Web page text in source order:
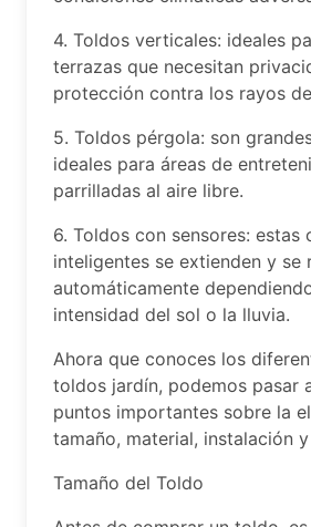
4. Toldos verticales: ideales
terrazas que necesitan
protección contra los rayos
5. Toldos pérgola: son
ideales para áreas de
parrilladas al aire libre.
6. Toldos con sensores: estas
inteligentes se extienden y se
automáticamente
intensidad del sol o la lluvia.
Ahora que conoces los
toldos jardín, podemos pasar
puntos importantes sobre la
tamaño, material, instalación
Tamaño del Toldo